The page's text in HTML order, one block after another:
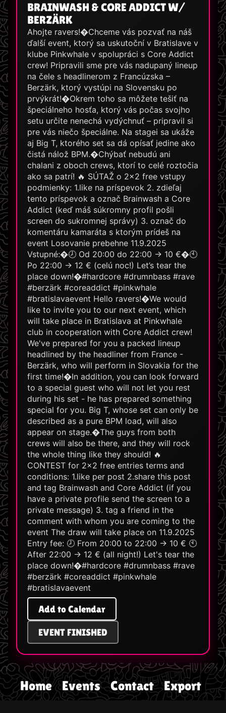
BRAINWASH & CORE ADDICT W/
BERZÄRK
Ahojte ravers!�Chceme vás pozvať na náš
ďalší event, ktorý sa uskutoční v Bratislave v
klube Pinkwhale v spolupráci s Core Addict
crew! Pripravili sme pre vás nadupaný lineup
na čele s headlinerom z Francúzska –
Berzärk, ktorý vystúpi na Slovensku po
prvýkrát!�Okrem toho sa môžete tešiť na
špeciálneho hosťa, ktorý vás počas svojho
setu určite nenechá vydýchnuť – pripravil si
pre vás niečo špeciálne. Na stagei sa ukáže
aj Big T, ktorého set sa dá opísať jedine ako
čistá nálož BPM.�Chýbať nebudú ani
chalani z oboch crews, ktorí to celé roztočia
ako sa patrí! 🔥 SÚTAŽ o 2x2 free vstupy
podmienky: 1.like na príspevok 2. zdieľaj
tento príspevok a označ Brainwash a Core
Addict (keď máš súkromny profil pošli
screen do sukromnej správy) 3. označ do
komentáru kamaráta s ktorým prídeš na
event Losovanie prebehne 11.9.2025
Vstupné:�🕗 Od 20:00 do 22:00 → 10 €�🕙
Po 22:00 → 12 € (celú noc!) Let’s tear the
place down!�#hardcore #drumnbass #rave
#berzärk #coreaddict #pinkwhale
#bratislavaevent Hello ravers!�We would
like to invite you to our next event, which
will take place in Bratislava at Pinkwhale
club in cooperation with Core Addict crew!
We've prepared for you a packed lineup
headlined by the headliner from France -
Berzärk, who will perform in Slovakia for the
first time!�In addition, you can look forward
to a special guest who will not let you rest
during his set - he has prepared something
special for you. Big T, whose set can only be
described as a pure BPM load, will also
appear on stage.�The guys from both
crews will also be there, and they will rock
the whole thing like they should! 🔥
CONTEST for 2x2 free entries terms and
conditions: 1.like per post 2.share this post
and tag Brainwash and Core Addict (if you
have a private profile send the screen to a
private message) 3. tag a friend in the
comment with whom you are coming to the
event The draw will take place on 11.9.2025
Entry fee: 🕗 From 20:00 to 22:00 → 10 € 🕙
After 22:00 → 12 € (all night!) Let's tear the
place down!�#hardcore #drumnbass #rave
#berzärk #coreaddict #pinkwhale
#bratislavaevent
Add to Calendar
EVENT FINISHED
Home Events Contact Export